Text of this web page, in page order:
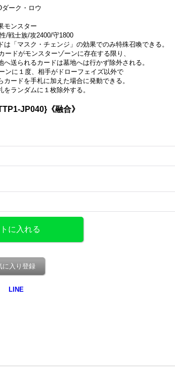
ダーク・ロウ
モンスター
/戦士族/攻2400/守1800
は「マスク・チェンジ」の効果でのみ特殊召喚できる。
ードがモンスターゾーンに存在する限り、
へ送られるカードは墓地へは行かず除外される。
ンに１度、相手がドローフェイズ以外で
カードを手札に加えた場合に発動できる。
をランダムに１枚除外する。
JP040}《融合》
に入り登録